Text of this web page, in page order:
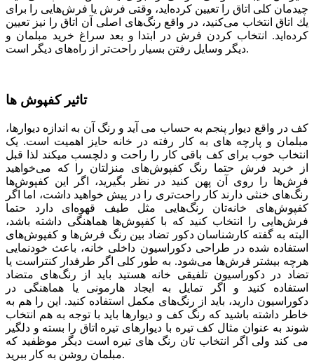
چیدمان كلی اتاق را تعیین كرده‌اید، وقتی فرش یا فرش‌هایی را برای
یك اتاق انتخاب می‌كنید، در واقع رنگ‌های اصلی آن اتاق را نیز تعیین
كرده‌اید. انتخاب کردن فرش در ابتدا و بعد سراغ خرید مبلمان و
دیگر وسایل رفتن بسیار راحت‌تر از راه‌های دیگر است.
تاثیر کفپوش ها
کف در واقع دیوار پنجم به حساب می­ آید و رنگ آن به اندازه دیوارها،
مبلمان و پارچه­ های به کار رفته در خانه حایز اهمیت است. یک
انتخاب خوب برای کف باقی کار را راحت و دلچسب می­کند لذا قبل
از خرید فرش حتما رنگ کفپوش‌های منزلتان را که می‌خواهید
فرش‌ها را روی آن پهن کنید در نظر بگیرید، اگر این کفپوش‌ها
رنگ‌های خنثی دارند کار راحت‌تری را در پیش خواهید داشت، اما اگر
کفپوش‌های خانه‌تان رنگ‌هایی مثل طیف قهوه‌ای دارد حتما
فرش‌هایی را انتخاب کنید که با کفپوش‌ها هماهنگی داشته باشد،
البته به گفته کارشناسان دکور تضاد بین رنگ فرش‌ها و کفپوش‌های
استفاده شده در طراحی دکوراسیون داخلی خانه، باعث خودنمایی
هرچه بیشتر فرش‌ها می‌شود. به طور کلی اگر طرفدار کنتراست یا
تضاد در دکوراسیون تلفیقی خانه هستید باید از رنگ‌های متضاد
استفاده کنید و اگر تمایل به ایجاد هارمونی یا هماهنگی در
دکوراسیون دارید، باید از رنگ‌های مکمل استفاده کنید. این را هم به
خاطر داشته باشید که رنگ کف و دیوارها باید با توجه به هم انتخاب
شوند به عنوان مثال کف تیره با دیوارهای تیره اتاق را بسته و دلگیر
می کند ولی اگر انتخاب تان رنگ های تیره است دیگر موظفید که
مبلمان روشن به کار ببرید.